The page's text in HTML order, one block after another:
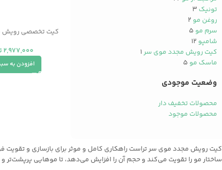
تونیک ۳
روغن مو ۲
سرم مو ۵
شامپو ۱۲
کیت رویش مجدد موی سر۱
ماسک مو ۵
وضعیت موجودی
محصولات تخفیف دار
محصولات موجود
کیت تخصصی رویش
2,977,000
افزودن به
کیت رویش مجدد موی سر تراست راهکاری کامل و موثر برای بازسازی و
ساختار مو را تقویت می‌کند و حجم آن را افزایش می‌دهد، تا موهایی پرپشت‌تر